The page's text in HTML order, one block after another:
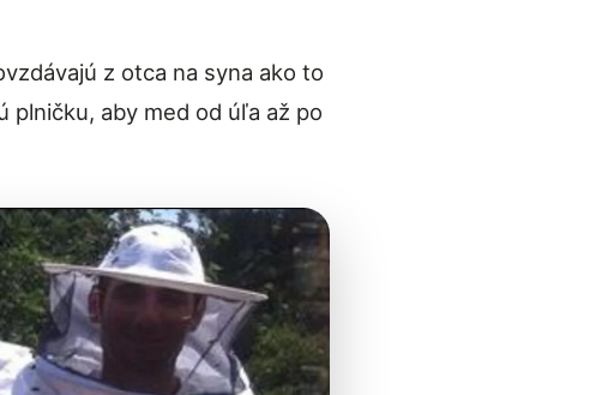
z otca na syna ako to
plničku, aby med od úľa až po